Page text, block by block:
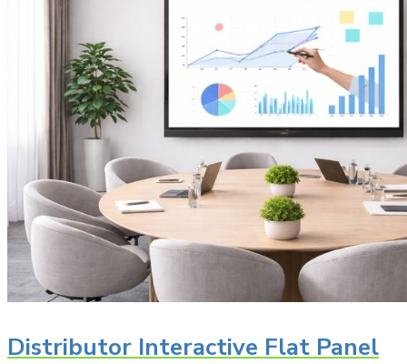
Distributor Interactive Flat Panel